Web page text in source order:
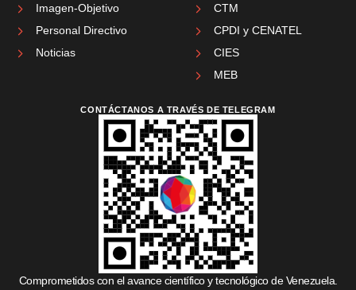
Imagen-Objetivo
Personal Directivo
Noticias
CTM
CPDI y CENATEL
CIES
MEB
CONTÁCTANOS A TRAVÉS DE TELEGRAM
Comprometidos con el avance científico y tecnológico de Venezuela.